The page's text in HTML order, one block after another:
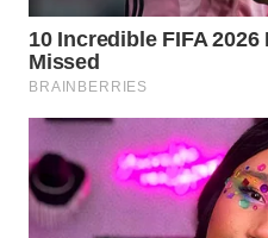
WN
PADANG
LAWAS
SUMEDANG